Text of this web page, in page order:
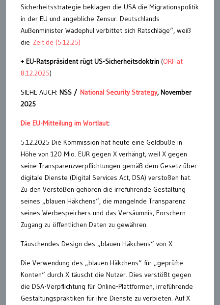
Sicherheitsstrategie beklagen die USA die Migrationspolitik
in der EU und angebliche Zensur. Deutschlands
Außenminister Wadephul verbittet sich Ratschläge“, weiß
die Zeit.de (5.12.25)
+ EU-Ratspräsident rügt US-Sicherheitsdoktrin (ORF.at
8.12.2025)
SIEHE AUCH: NSS / National Security Strategy, November
2025
Die EU-Mitteilung im Wortlaut:
5.12.2025 Die Kommission hat heute eine Geldbuße in
Höhe von 120 Mio. EUR gegen X verhängt, weil X gegen
seine Transparenzverpflichtungen gemäß dem Gesetz über
digitale Dienste (Digital Services Act, DSA) verstoßen hat.
Zu den Verstößen gehören die irreführende Gestaltung
seines „blauen Häkchens“, die mangelnde Transparenz
seines Werbespeichers und das Versäumnis, Forschern
Zugang zu öffentlichen Daten zu gewähren.
Täuschendes Design des „blauen Häkchens“ von X
Die Verwendung des „blauen Häkchens“ für „geprüfte
Konten“ durch X täuscht die Nutzer. Dies verstößt gegen
die DSA-Verpflichtung für Online-Plattformen, irreführende
Gestaltungspraktiken für ihre Dienste zu verbieten. Auf X